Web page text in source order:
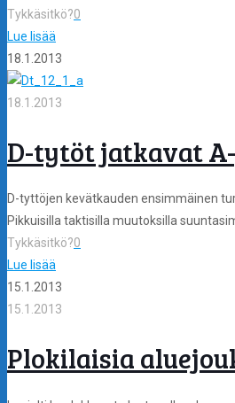
Tykkäsitkö?0
Lue lisää
18.1.2013
18.1.2013
D-tytöt jatkavat
D-tyttöjen kevätkauden ensimmäinen
Pikkuisilla taktisilla muutoksilla
Tykkäsitkö?0
Lue lisää
15.1.2013
15.1.2013
Plokilaisia